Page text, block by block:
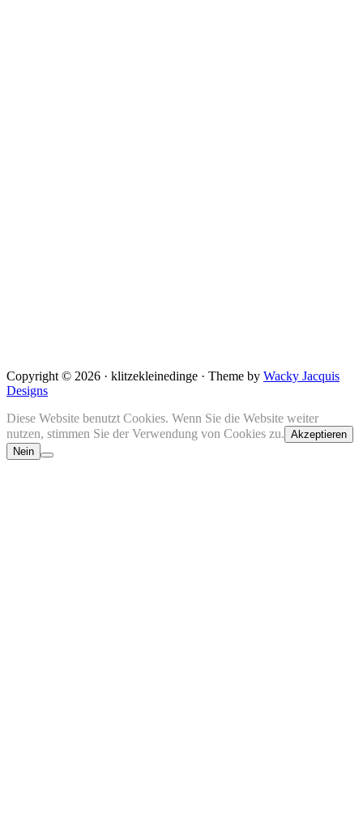
Copyright © 2026 · klitzekleinedinge · Theme by Wacky Jacquis
Designs
Diese Website benutzt Cookies. Wenn Sie die Website weiter
nutzen, stimmen Sie der Verwendung von Cookies zu. Akzeptieren
Nein